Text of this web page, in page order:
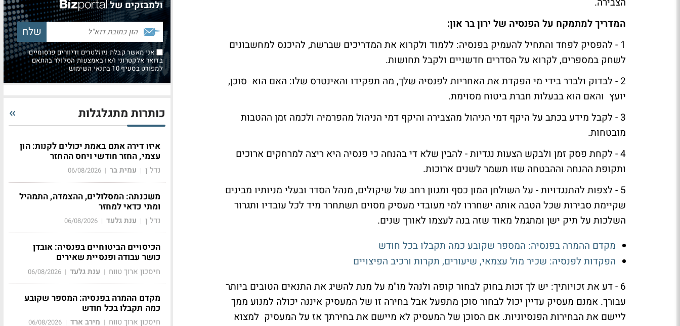
המדריך למתמקח על הפנסיה של ירון בר און:
1 - להפסיק לפחד והתחיל להעמיק בפנסיה: ללמוד ולקרוא את המדריכים שברשת, להיכנס למחשבונים
לשחק במספרים, לקרוא על הסדרים חדשניים ולקבל תחושות.
2 - לבדוק ולברר בידי מי הפקדת את האחריות לפנסיה שלך, מה תפקידו והאינטרס שלו: האם הוא סוכן,
יועץ והאם הוא בבעלות חברת ביטוח מסוימת.
3 - לקבל מידע בכתב על היקף דמי הניהול מהצבירה והיקף דמי הניהול מהפרמיה ולכמה זמן ההטבות
מובטחות.
4 - לקחת פסק זמן ולבקש הצעות נגדיות - להבין שלא די בהנחה כי פנסיה היא ריצה למרחקים ארוכים
ותקופת ההנחה וההבטחה שזו תשמר לשנים ארוכות.
5 - לצפות להתנגדויות - על השולחן המון כסף ומגוון רחב של שיקולים, מנהל הסדר ובעלי מניותיו מבינים
שקיימת סבירות שכל הטבה אותה ישחררו למי מעובדי מעסיק מסוים תשתחרר מיד לכל עובדיו ותגרור
השלכות על תיק ישן ומתגמל מאוד שזה בנה לעצמו לאורך שנים.
מקדם ההמרה בפנסיה: המספר שקובע כמה תקבלו בכל חודש
הפקדות לפנסיה: שכיר מול עצמאי, שיעורים, תקרות ורכיב הפיצויים
6 - דע את זכויותיך: יש לך זכות בחוק לבחור קופה ולנהל מו"מ על מנת להשיג את התנאים הטובים ביותר
עבורך. אמנם מעסיק עדיין יכול לבחור סוכן מתפעל אבל בחירה זו של המעסיק איננה יכולה למנוע ממך
ליישם את הבחירות הפנסיוניות. אם הסוכן של המעסיק לא מיישם את בחירתך אז על המעסיק למצוא
ולמבזקים של
אני מאשר קבלת ניוזלטרים ודיוורים פרסומיים
בדואר אלקטרוני ו/או באמצעות הסלולר בהתאם
למפורט בסעיף 10 בתנאי השימוש
כותרות מתגלגלות
איזו דירה אתם באמת יכולים לקנות: הון
עצמי, החזר חודשי ויחס ההחזר
נדל"ן | עמית בר |
06/08/2026
משכנתה: המסלולים, ההצמדה, התמהיל
ומתי כדאי למחזר
נדל"ן | ענת גלעד |
06/08/2026
הכיסויים הביטוחיים בפנסיה: אובדן
כושר עבודה ופנסיית שאירים
חיסכון ארוך טווח | ענת גלעד |
06/08/2026
מקדם ההמרה בפנסיה: המספר שקובע
כמה תקבלו בכל חודש
חיסכון ארוך טווח | מירב ארד |
06/08/2026